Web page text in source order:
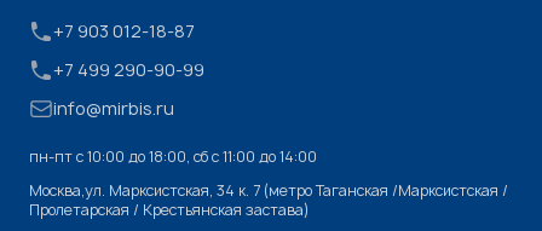
+7 903 012-18-87
+7 499 290-90-99
info@mirbis.ru
пн-пт с 10:00 до 18:00, cб с 11:00 до 14:00
Москва,ул. Марксистская, 34 к. 7 (метро Таганская /Марксистская /
Пролетарская / Крестьянская застава)